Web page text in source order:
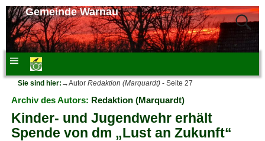
Gemeinde Warnau
Sie sind hier: →Autor Redaktion (Marquardt) - Seite 27
Archiv des Autors: Redaktion (Marquardt)
Kinder- und Jugendwehr erhält
Spende von dm „Lust an Zukunft“